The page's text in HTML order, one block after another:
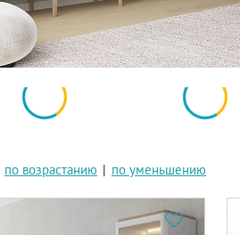
по возрастанию | по уменьшению